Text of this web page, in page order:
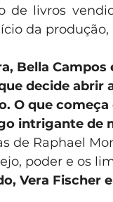
livros
da
Bella Campos
decide abrir
O que
intrigante de
de Raphael
poder e os
Vera Fischer